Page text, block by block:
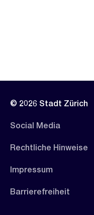
© 2026 Stadt Zürich
Social Media
Rechtliche Hinweise
Impressum
Barrierefreiheit